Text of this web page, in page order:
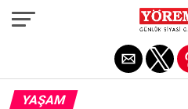
YAŞAM
Exit mobile